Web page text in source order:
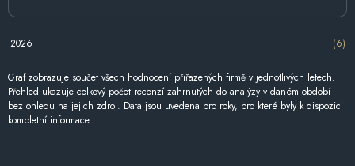
2026 (6)
Graf zobrazuje součet všech hodnocení přiřazených firmě v jednotlivých letech.
Přehled ukazuje celkový počet recenzí zahrnutých do analýzy v daném období
bez ohledu na jejich zdroj. Data jsou uvedena pro roky, pro které byly k dispozici
kompletní informace.